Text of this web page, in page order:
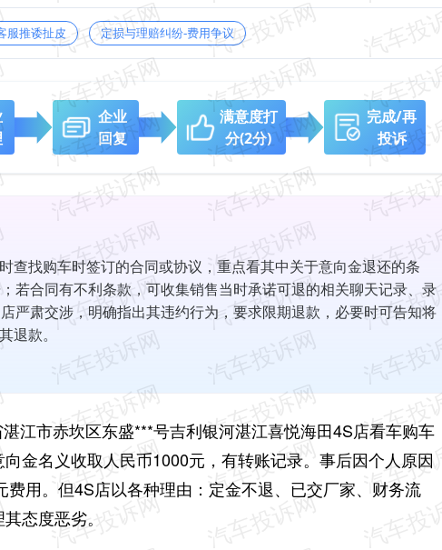
服推诿扯皮 定损与理赔纠纷-费用争议
企业
回复
满意度打
分(2分)
完成/再
投诉
查找购车时签订的合同或协议，重点看其中关于意向金退还的条
若合同有不利条款，可收集销售当时承诺可退的相关聊天记录、录
严肃交涉，明确指出其违约行为，要求限期退款，必要时可告知将
退款。
江市赤坎区东盛***号吉利银河湛江喜悦海田4S店看车购车
金名义收取人民币1000元，有转账记录。 事后因个人原因
用。但4S店以各种理由：定金不退、已交厂家、财务流
态度恶劣。